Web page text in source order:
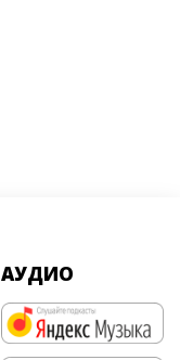
АУДИО